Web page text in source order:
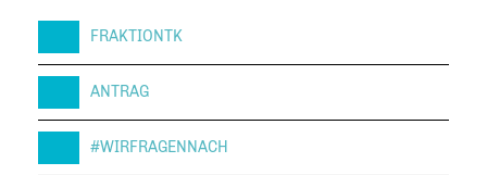
FRAKTIONTK
ANTRAG
#WIRFRAGENNACH